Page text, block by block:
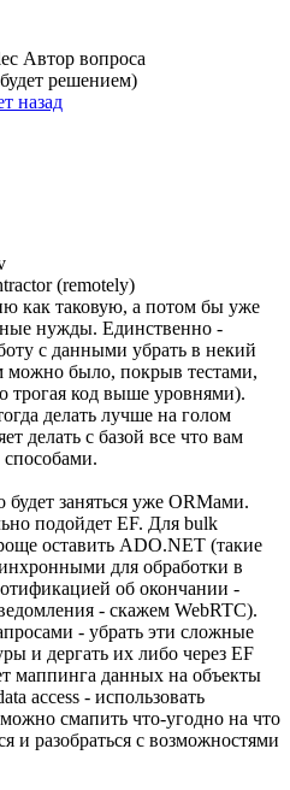
Автор вопроса
решением)
назад
(remotely)
как таковую, а потом бы уже
нужды. Единственно -
с данными убрать в некий
можно было, покрыв тестами,
трогая код выше уровнями).
делать лучше на голом
делать с базой все что вам
будет заняться уже ORMами.
подойдет EF. Для bulk
оставить ADO.NET (такие
для обработки в
об окончании -
- скажем WebRTC).
- убрать эти сложные
и дергать их либо через EF
маппинга данных на объекты
access - использовать
смапить что-угодно на что
и разобраться с возможностями